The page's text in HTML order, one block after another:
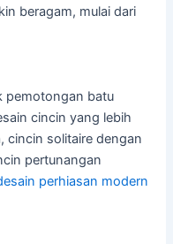
beragam, mulai dari
pemotongan batu
cincin yang lebih
cincin solitaire dengan
pertunangan
perhiasan modern